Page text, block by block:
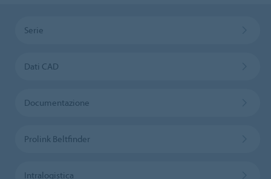
Serie
Dati CAD
Documentazione
Prolink Beltfinder
Intralogistica